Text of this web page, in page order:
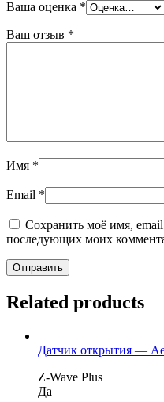
Ваша оценка *
Ваш отзыв *
Имя *
Email *
Сохранить моё имя, email
последующих моих
Related products
Датчик открытия —
Z-Wave Plus
Да